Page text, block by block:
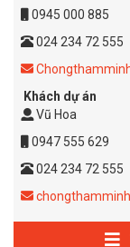
0945 000 885
024 234 72 555
Khách dự án
Vũ Hoa
0947 555 629
024 234 72 555